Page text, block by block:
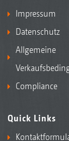
Impressum
Datenschutz
Allgemeine
Compliance
Quick Links